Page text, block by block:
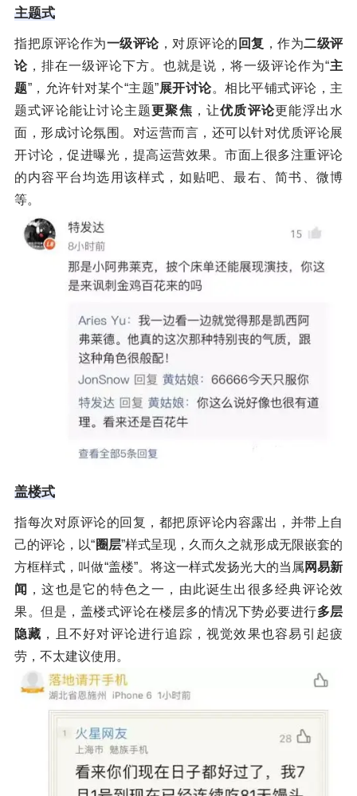
主题式
指把原评论作为一级评论，对原评论的 回复 ，作为二级评
论，排在一级评论下方。也就是说，将一级评论作为“主
题”，允许针对某个“主题”展开讨论。相比平铺式评论，主
题式评论能让讨论主题更聚焦 ，让优质评论更能浮出水
面，形成讨论氛围。对运营而言，还可以针对优质评论展
开讨论，促进曝光，提高运营效果。市面上很多注重评论
的内容平台均选用该样式，如贴吧、最右、简书、微博
等。
盖楼式
指每次对原评论的回复，都把原评论内容露出，并带上自
己的评论，以“圈层”样式呈现，久而久之就形成无限嵌套的
方框样式，叫做“盖楼”。将这一样式发扬光大的当属 网易新
闻 ，这也是它的特色之一，由此诞生出很多经典评论效
果。但是，盖楼式评论在楼层多的情况下势必要进行多层
隐藏 ，且不好对评论进行追踪，视觉效果也容易引起疲
劳，不太建议使用。